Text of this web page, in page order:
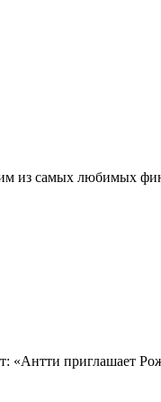
из самых любимых
«Антти приглашает